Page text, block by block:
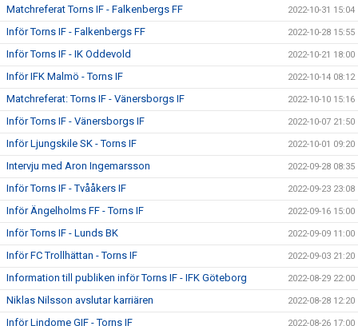
Matchreferat Torns IF - Falkenbergs FF 2022-10-31 15:04
Inför Torns IF - Falkenbergs FF 2022-10-28 15:55
Inför Torns IF - IK Oddevold 2022-10-21 18:00
Inför IFK Malmö - Torns IF 2022-10-14 08:12
Matchreferat: Torns IF - Vänersborgs IF 2022-10-10 15:16
Inför Torns IF - Vänersborgs IF 2022-10-07 21:50
Inför Ljungskile SK - Torns IF 2022-10-01 09:20
Intervju med Aron Ingemarsson 2022-09-28 08:35
Inför Torns IF - Tvååkers IF 2022-09-23 23:08
Inför Ängelholms FF - Torns IF 2022-09-16 15:00
Inför Torns IF - Lunds BK 2022-09-09 11:00
Inför FC Trollhättan - Torns IF 2022-09-03 21:20
Information till publiken inför Torns IF - IFK Göteborg 2022-08-29 22:00
Niklas Nilsson avslutar karriären 2022-08-28 12:20
Inför Lindome GIF - Torns IF 2022-08-26 17:00